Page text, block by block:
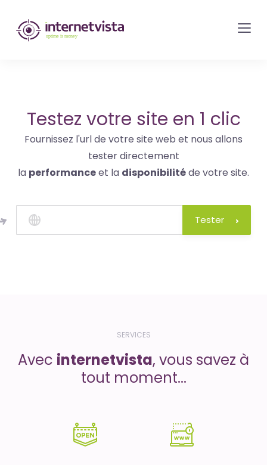
internetvista
monitoring
site
web
et
de
services
internet-
Uptime
is
Testez votre site en 1 clic
Fournissez l'url de votre site web et nous allons
tester directement
la performanceet la disponibilitéde votre site.
Tester
SERVICES
Avec internetvista, vous savez à
tout moment...